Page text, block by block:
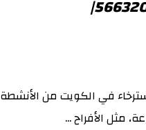
في الكويت من الأنشطة
مثل الأفراح ...